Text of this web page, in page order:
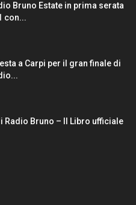
Bruno Estate in prima serata
con...
a Carpi per il gran finale di
Radio Bruno – Il Libro ufficiale